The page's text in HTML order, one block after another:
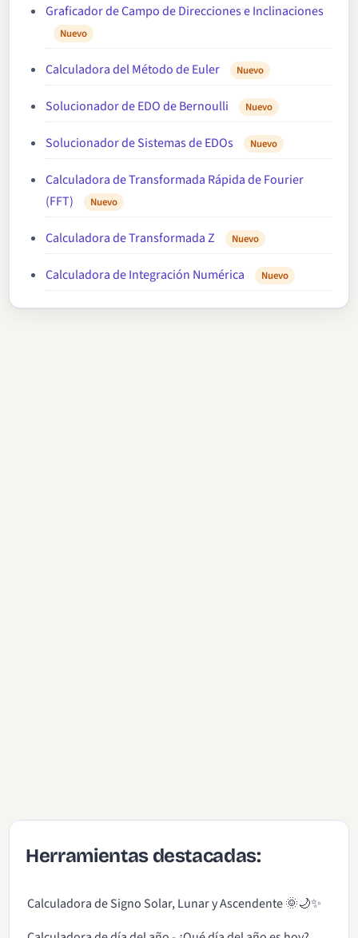
Graficador de Campo de Direcciones e Inclinaciones
Nuevo
Calculadora del Método de Euler Nuevo
Solucionador de EDO de Bernoulli Nuevo
Solucionador de Sistemas de EDOs Nuevo
Calculadora de Transformada Rápida de Fourier
(FFT)
Nuevo
Calculadora de Transformada Z Nuevo
Calculadora de Integración Numérica Nuevo
Herramientas destacadas:
Calculadora de Signo Solar, Lunar y Ascendente 🌞🌙✨